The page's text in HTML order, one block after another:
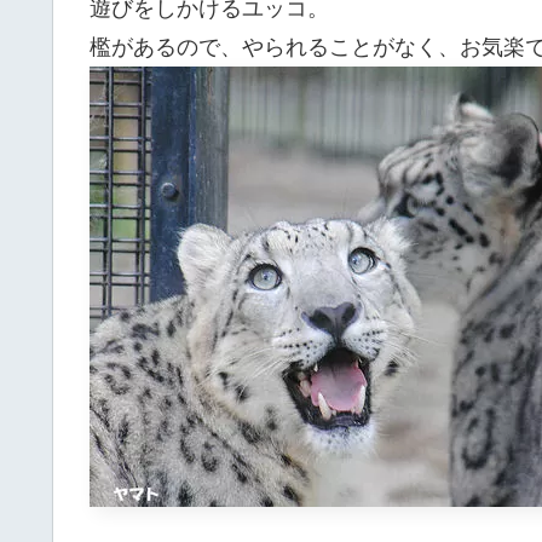
遊びをしかけるユッコ。
檻があるので、やられることがなく、お気楽